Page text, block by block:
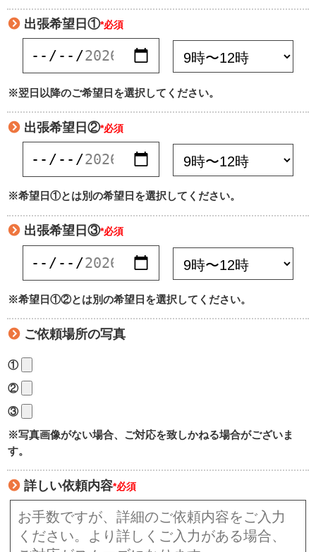
出張希望日①*必須
※翌日以降のご希望日を選択してください。
出張希望日②*必須
※希望日①とは別の希望日を選択してください。
出張希望日③*必須
※希望日①②とは別の希望日を選択してください。
ご依頼場所の写真
①
②
③
※写真画像がない場合、ご対応を致しかねる場合がございま
す。
詳しい依頼内容*必須